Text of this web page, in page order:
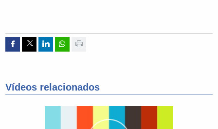
Compartir por Facebook
Compartir por Twitter
Compartir por Linkedin
Compartir por whatsapp
Imprimir
Vídeos relacionados